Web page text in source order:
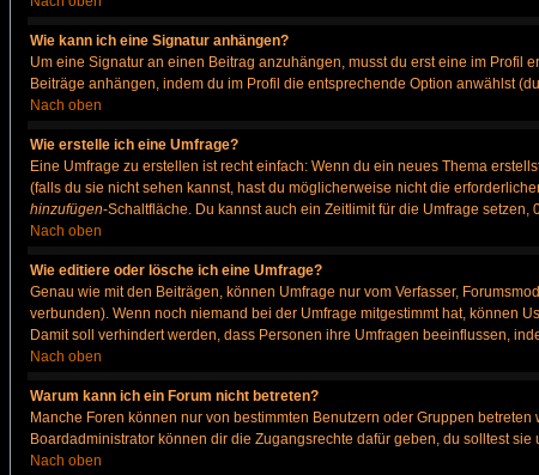
Wie kann ich eine Signatur anhängen?
Um eine Signatur an einen Beitrag anzuhängen, musst du erst eine im Profil
Beiträge anhängen, indem du im Profil die entsprechende Option anwählst
Nach oben
Wie erstelle ich eine Umfrage?
Eine Umfrage zu erstellen ist recht einfach: Wenn du ein neues Thema
(falls du sie nicht sehen kannst, hast du möglicherweise nicht die
hinzufügen-Schaltfläche. Du kannst auch ein Zeitlimit für die Umfrage
Nach oben
Wie editiere oder lösche ich eine Umfrage?
Genau wie mit den Beiträgen, können Umfrage nur vom Verfasser,
verbunden). Wenn noch niemand bei der Umfrage mitgestimmt hat, können
Damit soll verhindert werden, dass Personen ihre Umfragen beeinflussen,
Nach oben
Warum kann ich ein Forum nicht betreten?
Manche Foren können nur von bestimmten Benutzern oder Gruppen
Boardadministrator können dir die Zugangsrechte dafür geben, du solltest
Nach oben